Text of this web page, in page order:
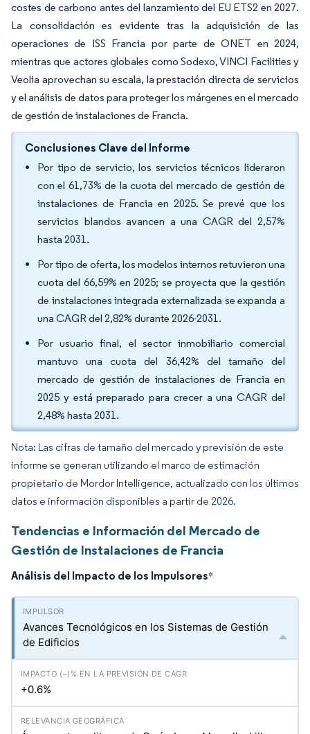
costes de carbono antes del lanzamiento del EU ETS2 en 2027.
La consolidación es evidente tras la adquisición de las
operaciones de ISS Francia por parte de ONET en 2024,
mientras que actores globales como Sodexo, VINCI Facilities y
Veolia aprovechan su escala, la prestación directa de servicios
y el análisis de datos para proteger los márgenes en el mercado
de gestión de instalaciones de Francia.
Conclusiones Clave del Informe
Por tipo de servicio, los servicios técnicos lideraron
con el 61,73% de la cuota del mercado de gestión de
instalaciones de Francia en 2025. Se prevé que los
servicios blandos avancen a una CAGR del 2,57%
hasta 2031.
Por tipo de oferta, los modelos internos retuvieron una
cuota del 66,59% en 2025; se proyecta que la gestión
de instalaciones integrada externalizada se expanda a
una CAGR del 2,82% durante 2026-2031.
Por usuario final, el sector inmobiliario comercial
mantuvo una cuota del 36,42% del tamaño del
mercado de gestión de instalaciones de Francia en
2025 y está preparado para crecer a una CAGR del
2,48% hasta 2031.
Nota: Las cifras de tamaño del mercado y previsión de este
informe se generan utilizando el marco de estimación
propietario de Mordor Intelligence, actualizado con los últimos
datos e información disponibles a partir de 2026.
Tendencias e Información del Mercado de
Gestión de Instalaciones de Francia
Análisis del Impacto de los Impulsores*
Avances Tecnológicos en los Sistemas de Gestión
de Edificios
+0.6%